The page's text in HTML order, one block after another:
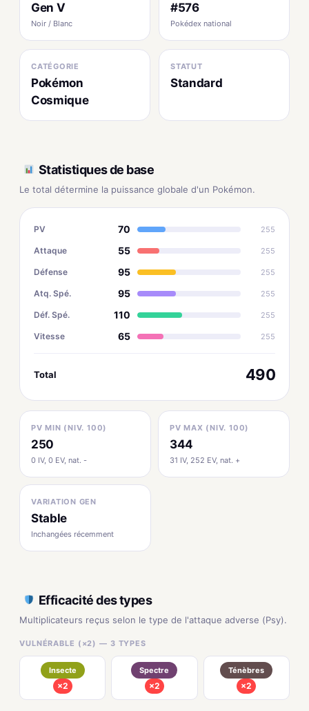
Gen V
Noir / Blanc
#576
Pokédex national
CATÉGORIE
Pokémon
Cosmique
STATUT
Standard
Statistiques de base
Le total détermine la puissance globale d'un Pokémon.
PV 70 255
Attaque 55 255
Défense 95 255
Atq. Spé. 95 255
Déf. Spé. 110 255
Vitesse 65 255
Total 490
PV MIN (NIV. 100)
250
0 IV, 0 EV, nat. -
PV MAX (NIV. 100)
344
31 IV, 252 EV, nat. +
VARIATION GEN
Stable
Inchangées récemment
Efficacité des types
Multiplicateurs reçus selon le type de l'attaque adverse (Psy).
VULNÉRABLE (×2) — 3 TYPES
Insecte
×2
Spectre
×2
Ténèbres
×2